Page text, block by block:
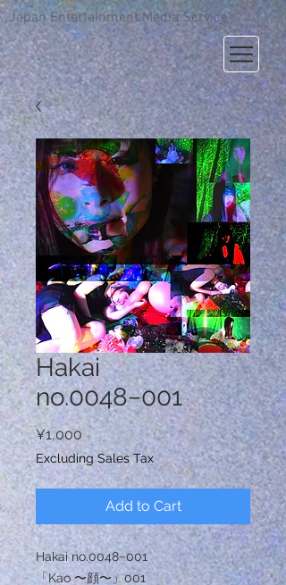
Japan Entertainment Media Service
Hakai
no.0048−001
¥1,000Price
Excluding Sales Tax
Add to Cart
Hakai no.0048−001
「Kao 〜顔〜」001